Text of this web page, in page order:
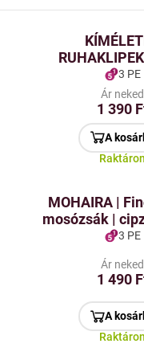
tapintású
| finom
3 PE
Ár neked
1 390
A
Raktáron
MOHAIRA |
mosózsák |
× 50 cm
3 PE
Ár neked
1 490
A
Raktáron